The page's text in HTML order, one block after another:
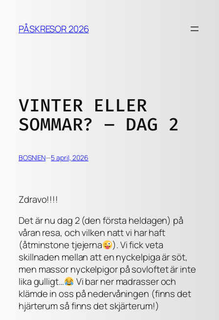
innehåll
PÅSKRESOR 2026
VINTER ELLER
SOMMAR? – DAG 2
BOSNIEN—5 april, 2026
Zdravo!!!!
Det är nu dag 2 (den första heldagen) på
våran resa, och vilken natt vi har haft
(åtminstone tjejerna
). Vi fick veta
skillnaden mellan att en nyckelpiga är söt,
men massor nyckelpigor på sovloftet är inte
lika gulligt…
Vi bar ner madrasser och
klämde in oss på nedervåningen (finns det
hjärterum så finns det skjärterum!)